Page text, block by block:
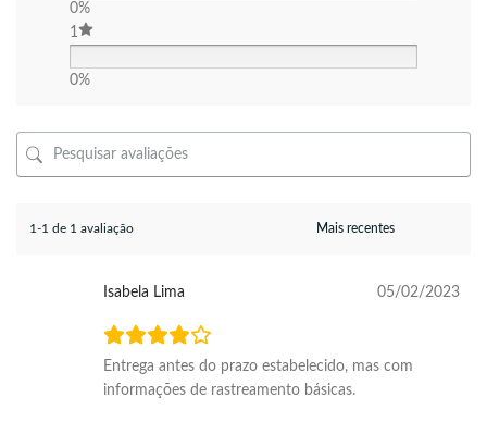
0%
1
0%
1-1 de 1 avaliação
Isabela Lima 05/02/2023
Entrega antes do prazo estabelecido, mas com
informações de rastreamento básicas.